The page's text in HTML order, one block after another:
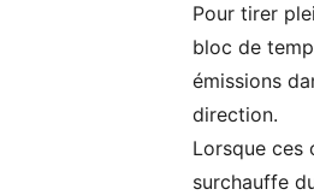
Pour tirer
bloc de
émissions
direction.
Lorsque ces
surchauffe